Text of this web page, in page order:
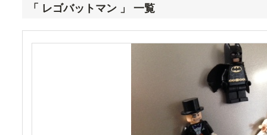
「 レゴバットマン 」 一覧